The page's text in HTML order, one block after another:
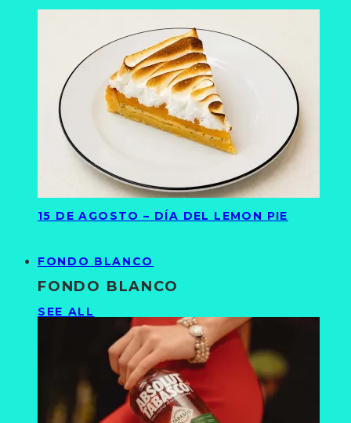
15 DE AGOSTO – DÍA DEL LEMON PIE
FONDO BLANCO
FONDO BLANCO
SEE ALL